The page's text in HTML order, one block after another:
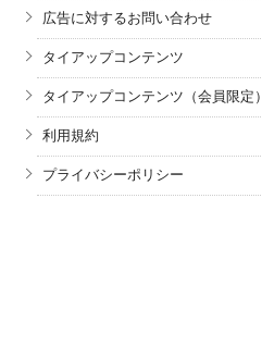
広告に対するお問い合わせ
タイアップコンテンツ
タイアップコンテンツ（会員限定）
利用規約
プライバシーポリシー